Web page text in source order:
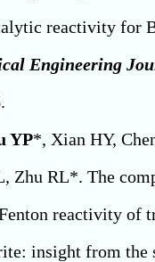
reactivity for
Engineering
YP*, Xian HY,
Zhu RL*. The
reactivity of
insight from the